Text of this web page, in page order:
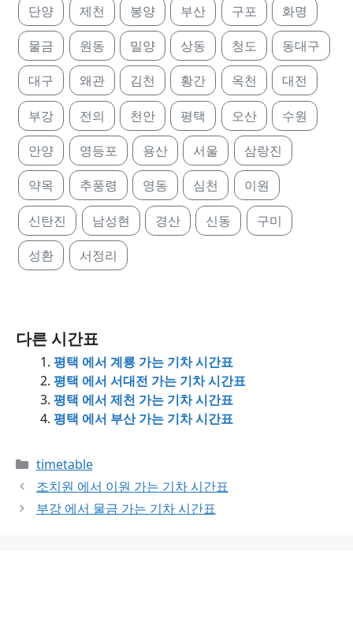
단양 제천 봉양 부산 구포 화명
물금 원동 밀양 상동 청도 동대구
대구 왜관 김천 황간 옥천 대전
부강 전의 천안 평택 오산 수원
안양 영등포 용산 서울 삼랑진
약목 추풍령 영동 심천 이원
신탄진 남성현 경산 신동 구미
성환 서정리
다른 시간표
평택 에서 계룡 가는 기차 시간표
평택 에서 서대전 가는 기차 시간표
평택 에서 제천 가는 기차 시간표
평택 에서 부산 가는 기차 시간표
Categories
timetable
조치원 에서 이원 가는 기차 시간표
부강 에서 물금 가는 기차 시간표